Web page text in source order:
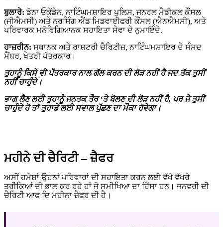
ਬੁਲਾਰੇ:ਡੋਨਾ ਓਕੇਂਡੇਨ, ਨਾਟਿੰਘਮਸ਼ਾਇਰ ਪੁਲਿਸ, ਜਨਰਲ ਮੈਡੀਕਲ ਕੌਂਸਲ
(ਜੀਐਮਸੀ) ਅਤੇ ਨਰਸਿੰਗ ਐਂਡ ਮਿਡਵਾਈਫਰੀ ਕੌਂਸਲ (ਐਨਐਮਸੀ), ਅਤੇ
ਪਰਿਵਾਰਕ ਮਨੋਵਿਗਿਆਨਕ ਸਹਾਇਤਾ ਸੇਵਾ ਦੇ ਨੁਮਾਇੰਦੇ.
ਹਾਜ਼ਰੀਨ: ਸਥਾਨਕ ਅਤੇ ਰਾਸ਼ਟਰੀ ਚੈਰਿਟੀਜ਼, ਨਾਟਿੰਘਮਸ਼ਾਇਰ ਦੇ ਸੰਸਦ
ਮੈਂਬਰ, ਖੇਤਰੀ ਪੱਤਰਕਾਰ।
ਤੁਹਾਨੂੰ ਕਿਸੇ ਵੀ ਪੱਤਰਕਾਰ ਨਾਲ ਗੱਲ ਕਰਨ ਦੀ ਲੋੜ ਨਹੀਂ ਹੈ ਜਦ ਤੱਕ ਤੁਸੀਂ
ਨਹੀਂ ਚਾਹੁੰਦੇ।
ਭਾਗ ਲੈਣ ਲਈ ਤੁਹਾਨੂੰ ਜਨਤਕ ਤੌਰ ‘ਤੇ ਬੋਲਣ ਦੀ ਲੋੜ ਨਹੀਂ ਹੈ, ਪਰ ਜੇ ਤੁਸੀਂ
ਚਾਹੁੰਦੇ ਹੋ ਤਾਂ ਤੁਹਾਡੇ ਲਈ ਸਵਾਲ ਪੁੱਛਣ ਦਾ ਮੌਕਾ ਹੋਵੇਗਾ।
ਮਹੀਨੇ ਦੀ ਚੈਰਿਟੀ – ਜ਼ੈਫਰ
ਅਸੀਂ ਹਮੇਸ਼ਾਂ ਉਹਨਾਂ ਪਰਿਵਾਰਾਂ ਦੀ ਸਹਾਇਤਾ ਕਰਨ ਲਈ ਵੱਖੋ ਵੱਖਰੇ
ਤਰੀਕਿਆਂ ਦੀ ਭਾਲ ਕਰ ਰਹੇ ਹਾਂ ਜੋ ਸਮੀਖਿਆ ਦਾ ਹਿੱਸਾ ਹਨ। ਜਨਵਰੀ ਦੀ
ਚੈਰਿਟੀ ਆਫ ਦਿ ਮਹੀਨਾ ਜ਼ੈਫਰ ਦੀ ਹੈ।